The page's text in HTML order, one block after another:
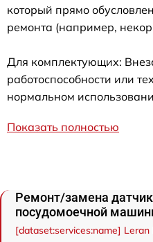
который прямо
ремонта (например,
Для комплектующих:
работоспособности или
нормальном
Показать полностью
Ремонт/замена
посудомоечной
[dataset:services:name]